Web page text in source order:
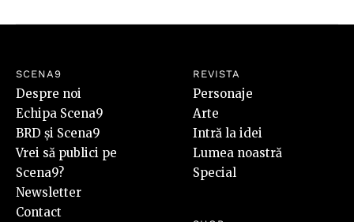
SCENA9
Despre noi
Echipa Scena9
BRD și Scena9
Vrei să publici pe
Scena9?
Newsletter
Contact
REVISTA
Personaje
Arte
Intră la idei
Lumea noastră
Special